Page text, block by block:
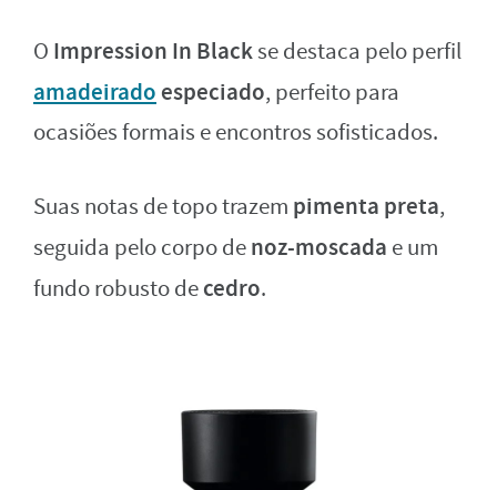
O Impression In Blackse destaca pelo perfil
amadeirado especiado, perfeito para
ocasiões formais e encontros sofisticados.
Suas notas de topo trazem pimenta preta,
seguida pelo corpo denoz-moscada e um
fundo robusto decedro.